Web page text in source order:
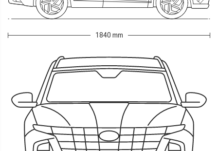
1840 mm